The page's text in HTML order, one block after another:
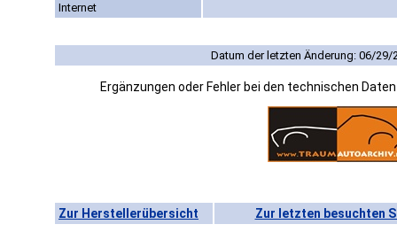
Internet
Datum der letzten Änderung: 06/29/
Ergänzungen oder Fehler bei den technischen
Zur Herstellerübersicht Zur letzten besuchten